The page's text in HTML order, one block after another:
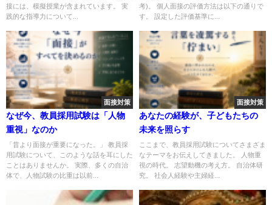
接には、模擬授業が含まれています。 実
践的な指導力について...
考)。 個人面接の評価方法は以下の通りで
す。 設定した評価基準に...
面接対策
なぜ今、教員採用試験は「人物
重視」なのか
「昔より面接が重要になった。」 教員採
用試験について、このような話を耳にした
ことはありませんか。 実際、多くの自治
体で、人物試験の比重は以前...
面接対策
あなたの経験が、子どもたちの
未来を照らす
ここまで、教員採用試験についてさまざま
なテーマをお伝えしてきました。 人物重
視の時代。 志望動機の考え方。 自治体研
究。 社会人経験や主婦経...